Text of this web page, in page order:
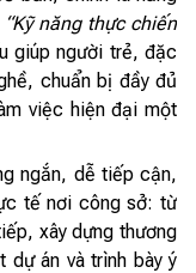
“Kỹ năng thực chiến
giúp người trẻ, đặc
chuẩn bị đầy đủ
việc hiện đại một
ngắn, dễ tiếp cận,
tế nơi công sở: từ
xây dựng thương
dự án và trình bày ý